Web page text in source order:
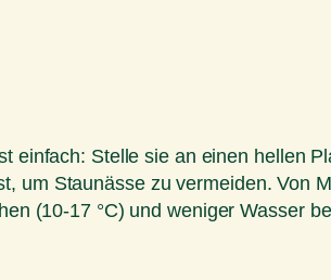
einfach: Stelle sie an einen hellen
um Staunässe zu vermeiden. Von
(10-17 °C) und weniger Wasser